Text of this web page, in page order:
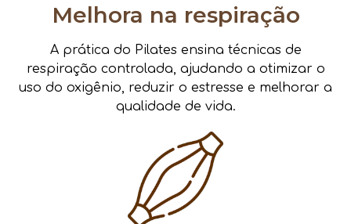
Melhora na respiração
A prática do Pilates ensina técnicas de
respiração controlada, ajudando a otimizar o
uso do oxigênio, reduzir o estresse e melhorar a
qualidade de vida.